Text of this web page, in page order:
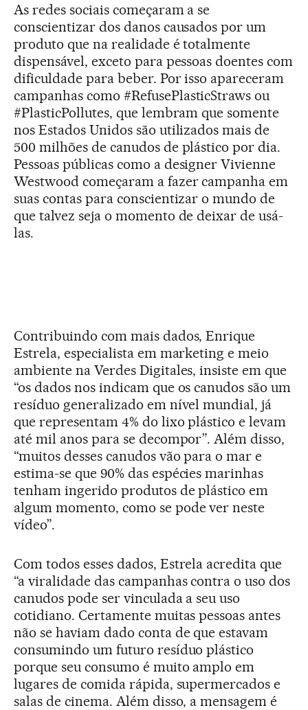
As redes sociais começaram a se
conscientizar dos danos causados por um
produto que na realidade é totalmente
dispensável, exceto para pessoas doentes com
dificuldade para beber. Por isso apareceram
campanhas como #RefusePlasticStraws ou
#PlasticPollutes, que lembram que somente
nos Estados Unidos são utilizados mais de
500 milhões de canudos de plástico por dia.
Pessoas públicas como a designer Vivienne
Westwood começaram a fazer campanha em
suas contas para conscientizar o mundo de
que talvez seja o momento de deixar de usá-
las.
Contribuindo com mais dados, Enrique
Estrela, especialista em marketing e meio
ambiente na Verdes Digitales, insiste em que
“os dados nos indicam que os canudos são um
resíduo generalizado em nível mundial, já
que representam 4% do lixo plástico e levam
até mil anos para se decompor”. Além disso,
“muitos desses canudos vão para o mar e
estima-se que 90% das espécies marinhas
tenham ingerido produtos de plástico em
algum momento, como se pode ver neste
vídeo”.
Com todos esses dados, Estrela acredita que
“a viralidade das campanhas contra o uso dos
canudos pode ser vinculada a seu uso
cotidiano. Certamente muitas pessoas antes
não se haviam dado conta de que estavam
consumindo um futuro resíduo plástico
porque seu consumo é muito amplo em
lugares de comida rápida, supermercados e
salas de cinema. Além disso, a mensagem é